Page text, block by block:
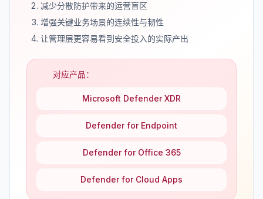
减少分散防护带来的运营盲区
增强关键业务场景的连续性与韧性
让管理层更容易看到安全投入的实际产出
对应产品：
Microsoft Defender XDR
Defender for Endpoint
Defender for Office 365
Defender for Cloud Apps